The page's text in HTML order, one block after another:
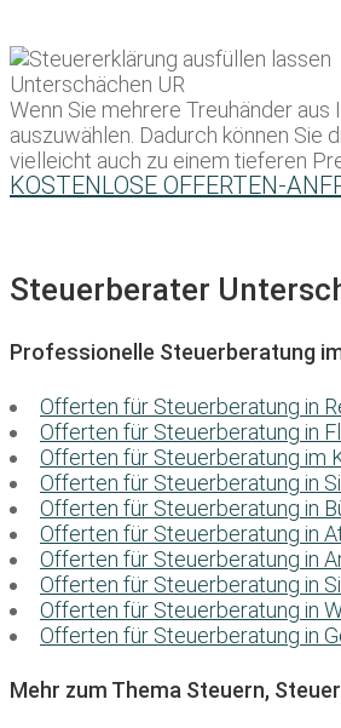
Wenn Sie mehrere Treuhänder
auszuwählen. Dadurch können Sie
vielleicht auch zu einem tieferen
KOSTENLOSE OFFERTEN-
Steuerberater
Professionelle Steuerberatung
Offerten für Steuerberatung in
Offerten für Steuerberatung in
Offerten für Steuerberatung im
Offerten für Steuerberatung in
Offerten für Steuerberatung in
Offerten für Steuerberatung in
Offerten für Steuerberatung in
Offerten für Steuerberatung in
Offerten für Steuerberatung in
Offerten für Steuerberatung in
Mehr zum Thema Steuern,